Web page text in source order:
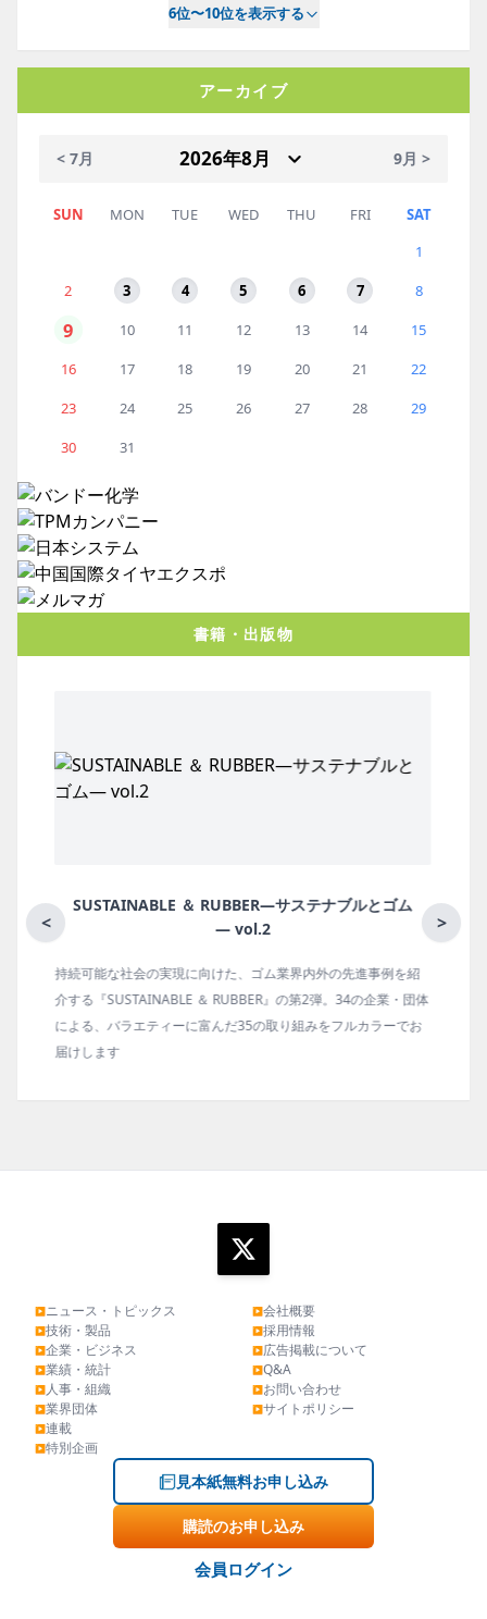
6位〜10位を表示する
アーカイブ
< 7月 9月 >
SUN MON TUE WED THU FRI
SAT
1
2
3 4 5 6 7 8
9 10 11 12 13 14
15
16
17 18 19 20 21
22
23
24 25 26 27 28
29
30
31
書籍・出版物
< >
とゴム
進事例を紹
企業・団体
カラーでお
月刊ラバーインダストリー／単品
ゴム報知新聞の姉妹誌。ゴム・エラストマー製品・市場
の動向、新製品・技術、原材料動向、設備・機械の紹介
タビュー、海外企業情報、統計などをコンパクトに掲載
▶ニュース・トピックス
▶技術・製品
▶企業・ビジネス
▶業績・統計
▶人事・組織
▶業界団体
▶連載
▶特別企画
▶会社概要
▶採用情報
▶広告掲載について
▶Q&A
▶お問い合わせ
▶サイトポリシー
見本紙無料お申し込み
購読のお申し込み
会員ログイン